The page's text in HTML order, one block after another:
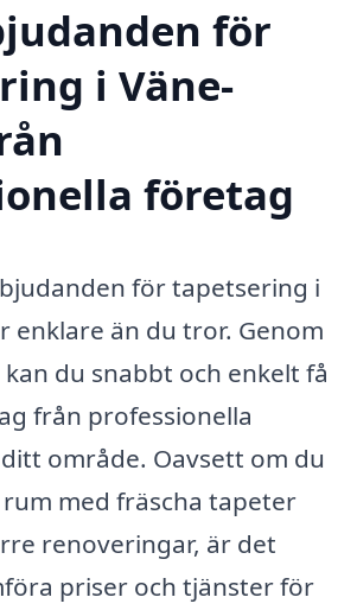
för
i Väne-
företag
för tapetsering i
enklare än du tror. Genom
du snabbt och enkelt få
från professionella
område. Oavsett om du
med fräscha tapeter
renoveringar, är det
priser och tjänster för